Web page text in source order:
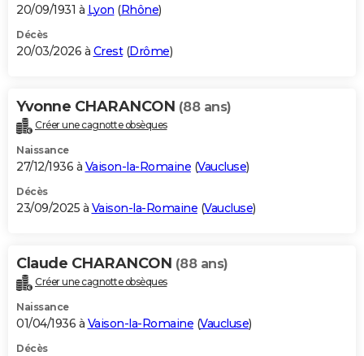
GUIDES D'ACHAT
BONS PLANS
Carte de Noël
Carte Bonne année
Carte Saint-Valentin
Carte Pâques
Carte d'anniversaire
DICTIONNAIRE
Dictionnaire
Biographies
Citations
Expressions
Proverbes
PROGRAMME TV
S'inscrire
Se connecter
Lycées
Collèges
Primaires
Universités
Entreprises
Service militaire
Avis de recherche
AVIS DE DÉCÈS
Bricolage
Lifestyle
Culture
Sport
Auto
Television
Voyage
Cinema
20/09/1931 à Lyon (Rhône)
Décès
20/03/2026 à Crest(Drôme)
Yvonne CHARANCON (88 ans)
Créer une cagnotte obsèques
Naissance
27/12/1936 à Vaison-la-Romaine (Vaucluse)
Décès
23/09/2025 à Vaison-la-Romaine (Vaucluse)
Claude CHARANCON (88 ans)
Créer une cagnotte obsèques
Naissance
01/04/1936 à Vaison-la-Romaine (Vaucluse)
Décès